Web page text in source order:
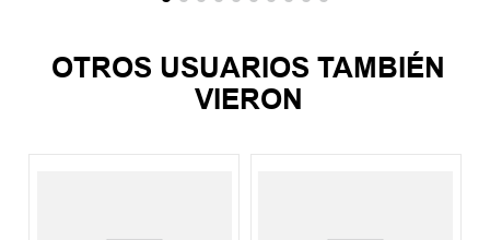
OTROS USUARIOS TAMBIÉN
VIERON